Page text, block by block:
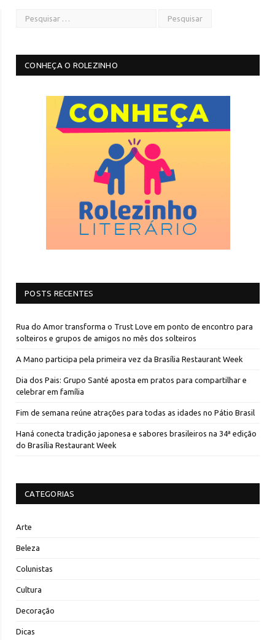
CONHEÇA O ROLEZINHO
POSTS RECENTES
Rua do Amor transforma o Trust Love em ponto de encontro para
solteiros e grupos de amigos no mês dos solteiros
A Mano participa pela primeira vez da Brasília Restaurant Week
Dia dos Pais: Grupo Santé aposta em pratos para compartilhar e
celebrar em família
Fim de semana reúne atrações para todas as idades no Pátio Brasil
Haná conecta tradição japonesa e sabores brasileiros na 34ª edição
do Brasília Restaurant Week
CATEGORIAS
Arte
Beleza
Colunistas
Cultura
Decoração
Dicas